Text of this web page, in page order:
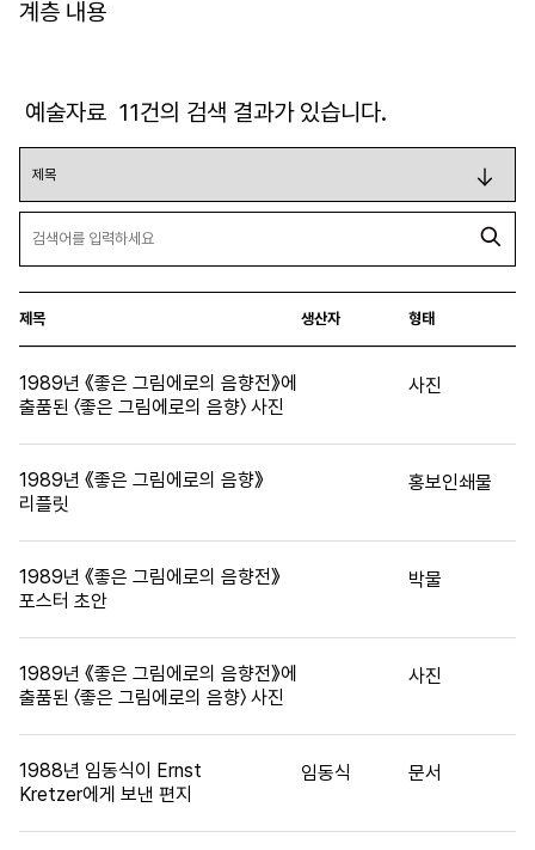
계층 내용
예술자료 11건의 검색 결과가 있습니다.
제목 생산자 형태
1989년 《좋은 그림에로의 음향전》에
출품된 〈좋은 그림에로의 음향〉 사진
사진
1989년 《좋은 그림에로의 음향》
리플릿
홍보인쇄물
1989년 《좋은 그림에로의 음향전》
포스터 초안
박물
1989년 《좋은 그림에로의 음향전》에
출품된 〈좋은 그림에로의 음향〉 사진
사진
1988년 임동식이 Ernst
Kretzer에게 보낸 편지
임동식 문서